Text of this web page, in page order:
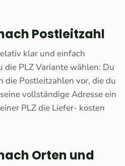
Postleitzahl
klar und einfach
PLZ Variante wählen: Du
die Postleitzahlen vor, die du
vollständige Adresse ein
PLZ die Liefer- kosten
Orten und